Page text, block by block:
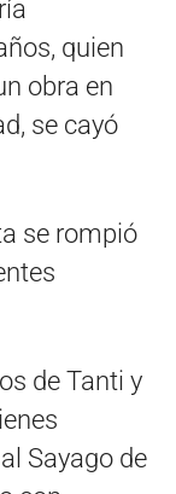
quien
obra en
se cayó
se rompió
de Tanti y
Sayago de